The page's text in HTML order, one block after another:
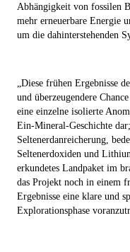
Abhängigkeit von fossilen
mehr erneuerbare Energie
um die dahinterstehenden
„Diese frühen Ergebnisse
und überzeugendere
eine einzelne isolierte
Ein-Mineral-Geschichte
Seltenerdanreicherung,
Seltenerdoxiden und
erkundetes Landpaket im
das Projekt noch in einem
Ergebnisse eine klare und
Explorationsphase